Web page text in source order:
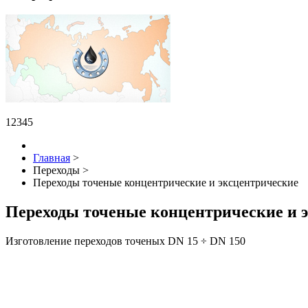
1 2345
Главная >
Переходы >
Переходы точеные концентрические и эксцентрические
Переходы точеные концентрические и
Изготовление переходов точеных DN 15 ÷ DN 150